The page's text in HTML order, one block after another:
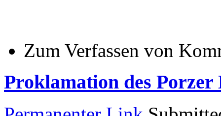
Zum Verfassen von
Proklamation des